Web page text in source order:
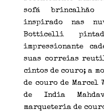
sofá brincalhão
inspirado nas
Botticelli
impressionante
suas correias
cintos de couro; a
de couro de Marcel
de India
marqueteria de